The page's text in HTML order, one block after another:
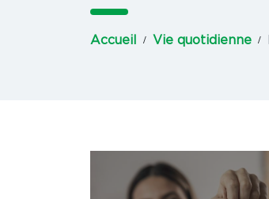
Accueil Vie quotidienne